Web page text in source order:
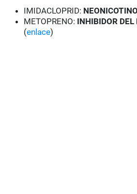
IMIDACLOPRID:
METOPRENO: INHIBIDOR DEL
(enlace)